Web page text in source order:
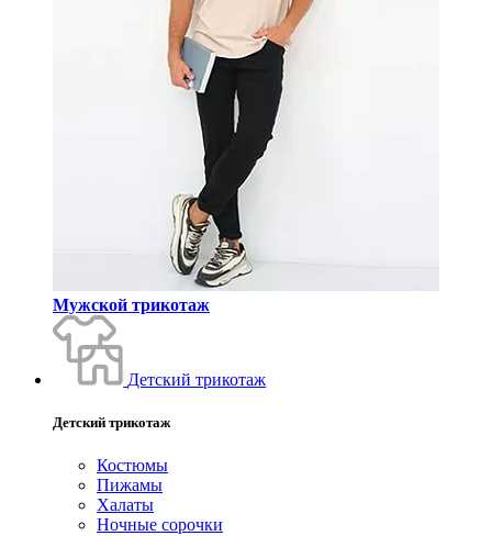
Мужской трикотаж
Детский трикотаж
Детский трикотаж
Костюмы
Пижамы
Халаты
Ночные сорочки